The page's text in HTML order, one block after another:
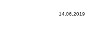
14.06.2019